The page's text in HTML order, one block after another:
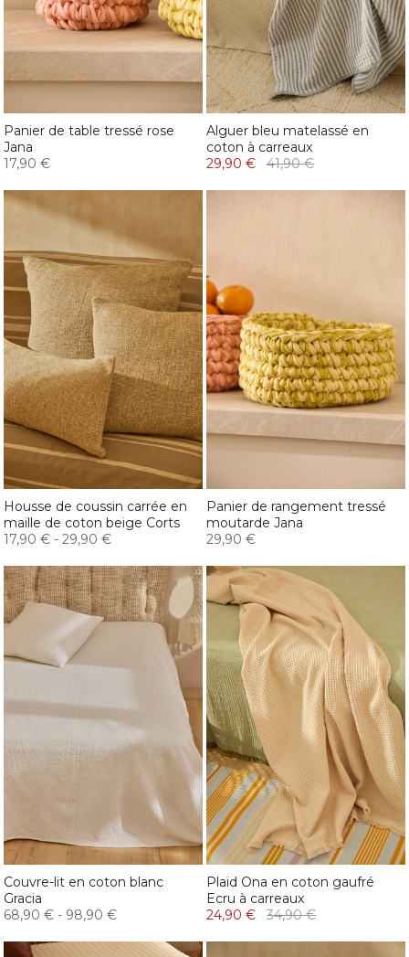
Panier de table tressé rose
Jana
17,90 €
Alguer bleu matelassé en
coton à carreaux
29,90 €
41,90 €
Housse de coussin carrée en
maille de coton beige Corts
17,90 € - 29,90 €
Panier de rangement tressé
moutarde Jana
29,90 €
Couvre-lit en coton blanc
Gracia
68,90 € - 98,90 €
Plaid Ona en coton gaufré
Ecru à carreaux
24,90 €
34,90 €